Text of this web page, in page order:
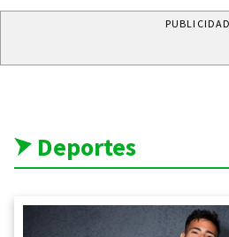
PUBLICIDAD
Deportes